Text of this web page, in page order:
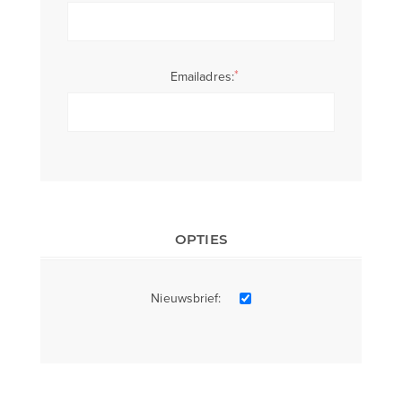
Emailadres:*
OPTIES
Nieuwsbrief: